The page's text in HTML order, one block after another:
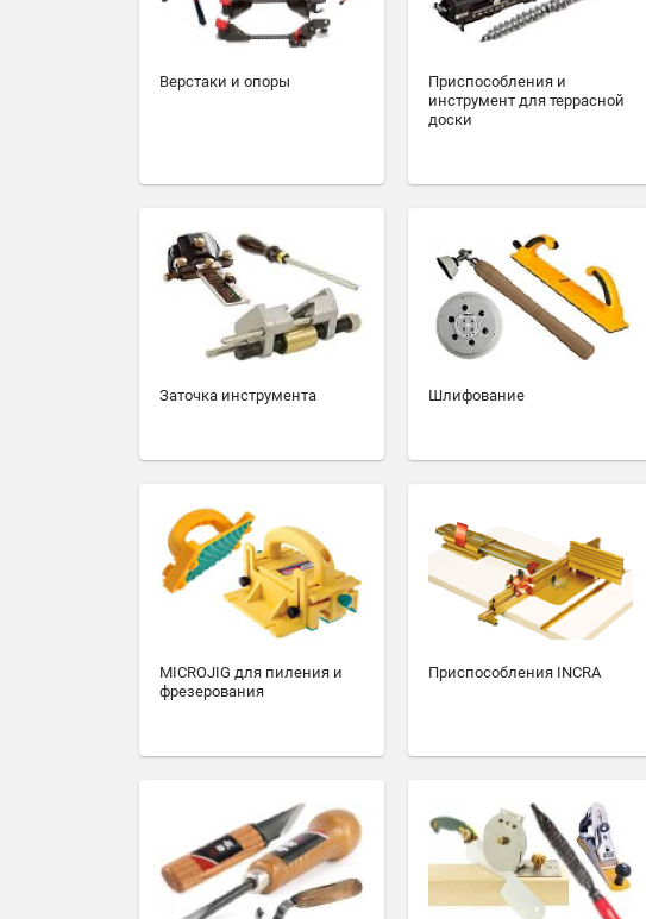
Верстаки и опоры
Приспособления и
инструмент для террасной
доски
Заточка инструмента Шлифование
MICROJIG для пиления и
фрезерования
Приспособления INCRA